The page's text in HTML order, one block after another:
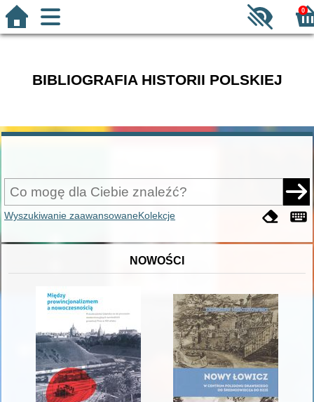
0
BIBLIOGRAFIA HISTORII POLSKIEJ
Wyszukiwanie zaawansowaneKolekcje
NOWOŚCI